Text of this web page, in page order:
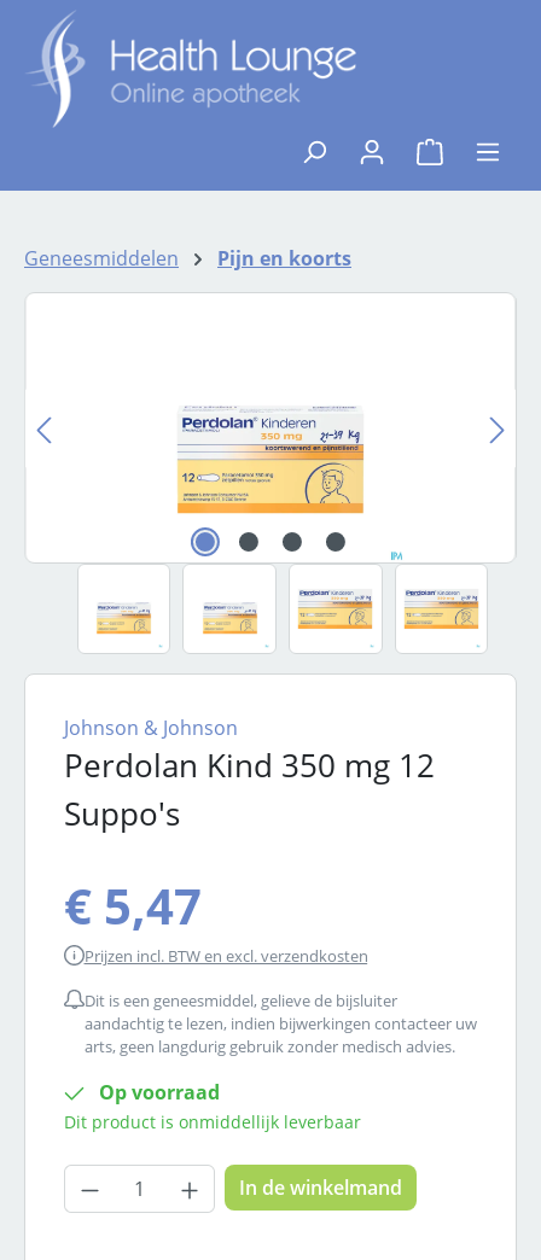
Ga naar de hoofdinhoud
{1}De
Geneesmiddelen
Pijn en koorts
Afbeeldingengalerij overslaan
Perdolan Kind 350 mg 12
Suppo's
Johnson & Johnson
€ 5,47
Prijzen incl. BTW en excl. verzendkosten
Dit is een geneesmiddel, gelieve de bijsluiter
aandachtig te lezen, indien bijwerkingen contacteer uw
arts, geen langdurig gebruik zonder medisch advies.
Op voorraad
Dit product is onmiddellijk leverbaar
Producthoeveelheid: Voer de
In de winkelmand